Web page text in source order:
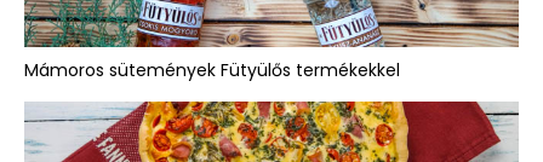
Mámoros sütemények Fütyülős termékekkel